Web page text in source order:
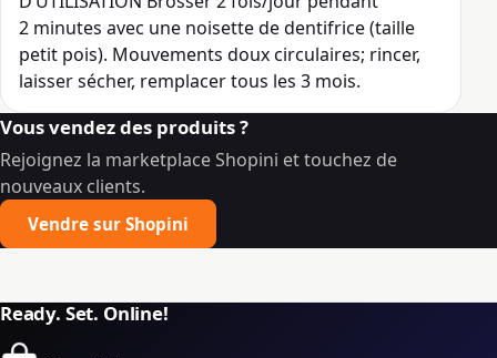
2 minutes avec une noisette de dentifrice (taille
petit pois). Mouvements doux circulaires; rincer,
laisser sécher, remplacer tous les 3 mois.
Vous vendez des produits ?
Rejoignez la marketplace Shopini et touchez de
nouveaux clients.
Vendre sur Shopini
Ready. Set. Online!